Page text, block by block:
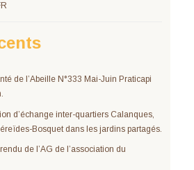
de l’Abeille N°333 Mai-Juin Praticapi
d’échange inter-quartiers Calanques,
Bosquet dans les jardins partagés.
de l’AG de l’association du